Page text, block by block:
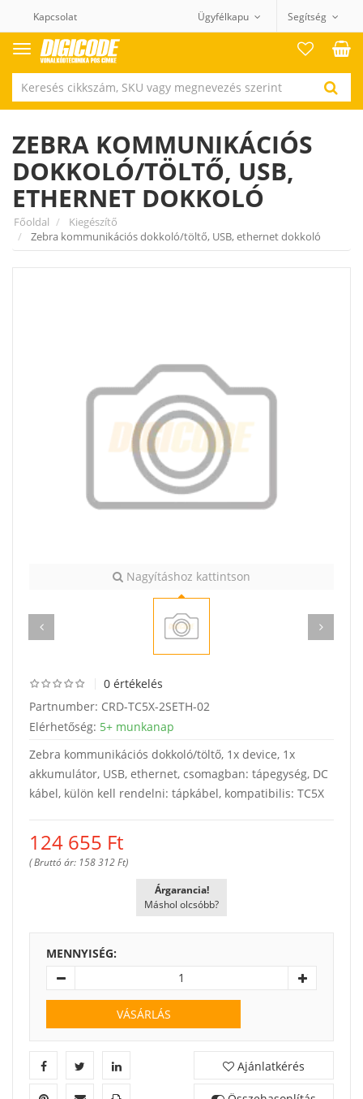
Kapcsolat Ügyfélkapu Segítség
Termék
kategóriák
ZEBRA KOMMUNIKÁCIÓS
DOKKOLÓ/TÖLTŐ, USB,
ETHERNET DOKKOLÓ
Főoldal
Kiegészítő
Zebra kommunikációs dokkoló/töltő, USB, ethernet dokkoló
Nagyításhoz kattintson
0 értékelés
Partnumber: CRD-TC5X-2SETH-02
Elérhetőség: 5+ munkanap
Zebra kommunikációs dokkoló/töltő, 1x device, 1x
akkumulátor, USB, ethernet, csomagban: tápegység, DC
kábel, külön kell rendelni: tápkábel, kompatibilis: TC5X
124 655 Ft
( Bruttó ár: 158 312 Ft)
Árgarancia!
Máshol olcsóbb?
MENNYISÉG:
VÁSÁRLÁS
Ajánlatkérés